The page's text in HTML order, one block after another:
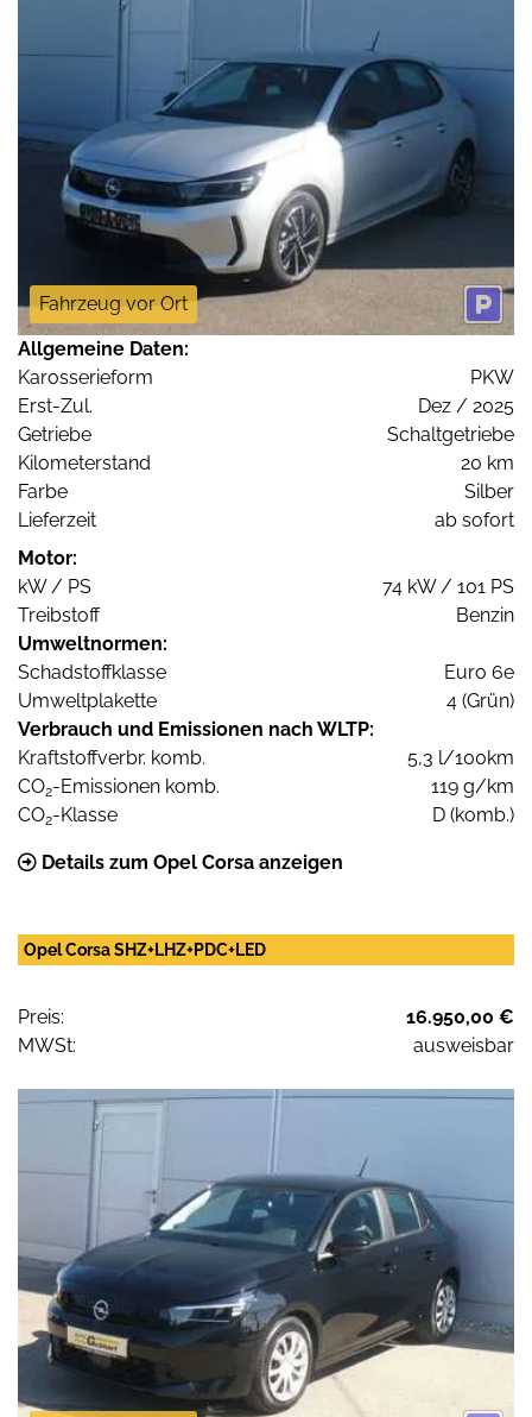
Fahrzeug vor Ort
Allgemeine Daten:
Karosserieform
PKW
Erst-Zul.
Dez / 2025
Getriebe
Schaltgetriebe
Kilometerstand
20 km
Farbe
Silber
Lieferzeit
ab sofort
Motor:
kW / PS
74 kW / 101 PS
Treibstoff
Benzin
Umweltnormen:
Schadstoffklasse
Euro 6e
Umweltplakette
4 (Grün)
Verbrauch und Emissionen nach WLTP:
Kraftstoffverbr. komb.
5,3 l/100km
CO2-Emissionen komb.
119 g/km
CO2-Klasse D (komb.)
Details zum Opel Corsa anzeigen
Opel Corsa SHZ+LHZ+PDC+LED
Preis:
16.950,00 €
MWSt:
ausweisbar